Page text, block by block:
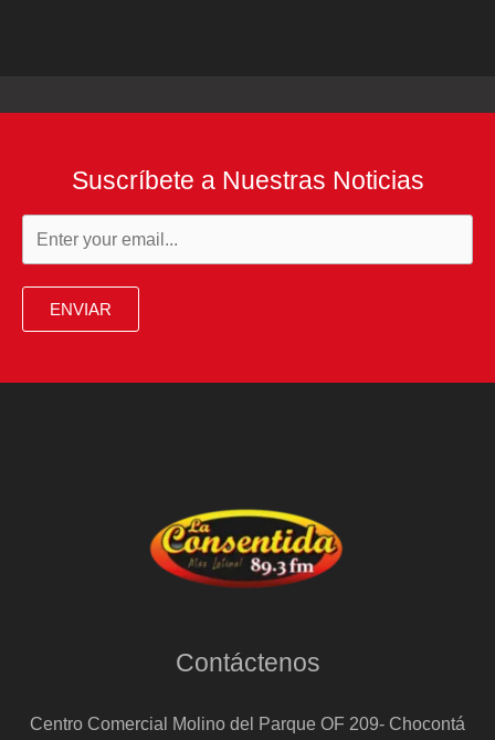
Suscríbete a Nuestras Noticias
ENVIAR
Contáctenos
Centro Comercial Molino del Parque OF 209- Chocontá